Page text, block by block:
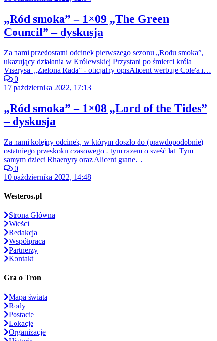
„Ród smoka” – 1×09 „The Green
Council” – dyskusja
Za nami przedostatni odcinek pierwszego sezonu „Rodu smoka”,
ukazujący działania w Królewskiej Przystani po śmierci króla
Viserysa. „Zielona Rada” - oficjalny opisAlicent werbuje Cole'a i…
0
17 października 2022, 17:13
„Ród smoka” – 1×08 „Lord of the Tides”
– dyskusja
Za nami kolejny odcinek, w którym doszło do (prawdopodobnie)
ostatniego przeskoku czasowego - tym razem o sześć lat. Tym
samym dzieci Rhaenyry oraz Alicent grane…
0
10 października 2022, 14:48
Westeros.pl
Strona Główna
Wieści
Redakcja
Współpraca
Partnerzy
Kontakt
Gra o Tron
Mapa świata
Rody
Postacie
Lokacje
Organizacje